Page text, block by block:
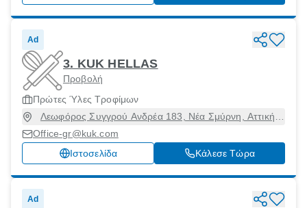
Ad
3. KUK HELLAS
Προβολή
Πρώτες Ύλες Τροφίμων
Λεωφόρος Συγγρού Ανδρέα 183, Νέα Σμύρνη, Αττική,
Office-gr@kuk.com
Ιστοσελίδα
Κάλεσε Τώρα
Ad